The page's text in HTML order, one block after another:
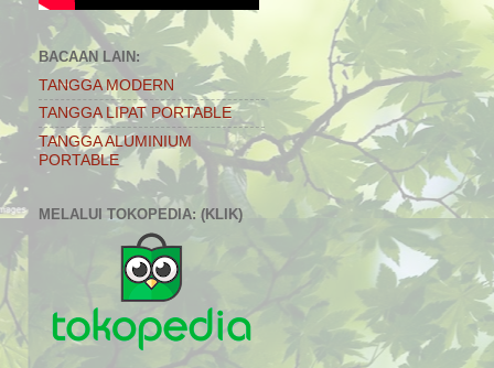
BACAAN LAIN:
TANGGA MODERN
TANGGA LIPAT PORTABLE
TANGGA ALUMINIUM
PORTABLE
MELALUI TOKOPEDIA: (KLIK)